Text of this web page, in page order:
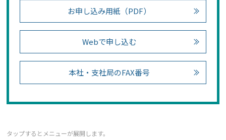
お申し込み用紙（PDF）
Webで申し込む
本社・支社局のFAX番号